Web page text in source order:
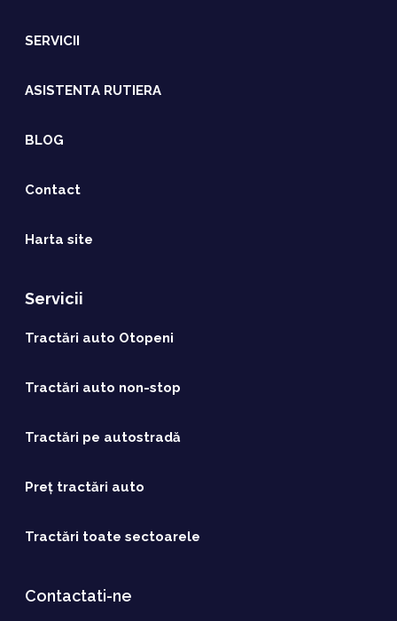
SERVICII
ASISTENTA RUTIERA
BLOG
Contact
Harta site
Servicii
Tractări auto Otopeni
Tractări auto non-stop
Tractări pe autostradă
Preț tractări auto
Tractări toate sectoarele
Contactati-ne